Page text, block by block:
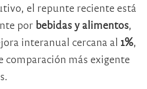
el repunte reciente está
por bebidas y alimentos,
interanual cercana al 1%,
comparación más exigente